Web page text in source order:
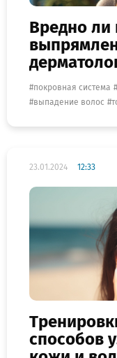
Вредно ли
покровная система
выпадение волос
23.01.2024 12:33
способов